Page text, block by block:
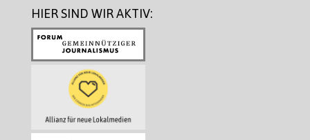
HIER SIND WIR AKTIV: